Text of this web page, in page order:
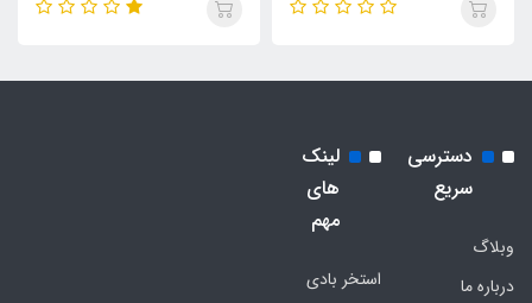
دسترسی
سریع
وبلاگ
درباره ما
لینک
های
مهم
استخر بادی